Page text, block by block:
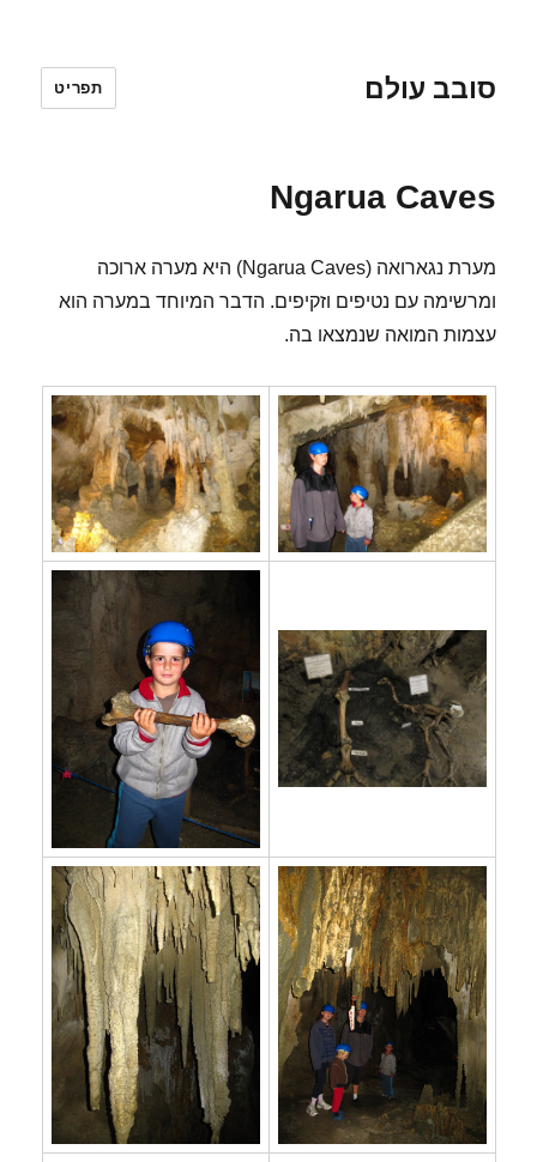
סובב עולם תפריט
Ngarua Caves
מערת נגארואה (Ngarua Caves) היא מערה ארוכה
ומרשימה עם נטיפים וזקיפים. הדבר המיוחד במערה הוא
עצמות המואה שנמצאו בה.